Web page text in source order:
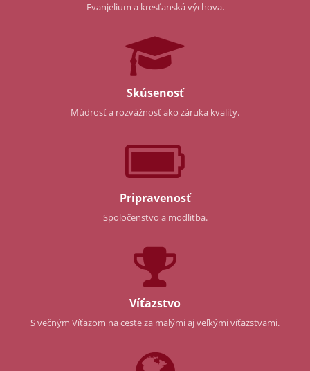
Evanjelium a kresťanská výchova.
Skúsenosť
Múdrosť a rozvážnosť ako záruka kvality.
Pripravenosť
Spoločenstvo a modlitba.
Víťazstvo
S večným Víťazom na ceste za malými aj veľkými víťazstvami.